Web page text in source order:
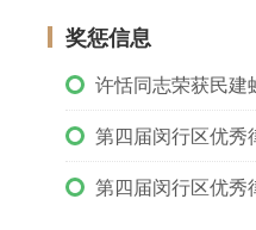
奖惩信息
许恬同志荣获民
第四届闵行区优
第四届闵行区优